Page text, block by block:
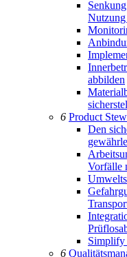
Nutzung
abbilden
6 Product
Den
Vorfälle
6